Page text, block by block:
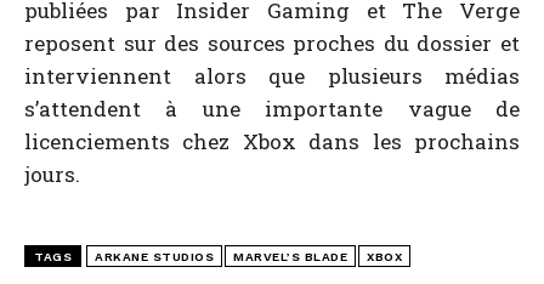
publiées par Insider Gaming et The Verge
reposent sur des sources proches du dossier et
interviennent alors que plusieurs médias
s’attendent à une importante vague de
licenciements chez Xbox dans les prochains
jours.
TAGS ARKANE STUDIOS MARVEL’S BLADE XBOX